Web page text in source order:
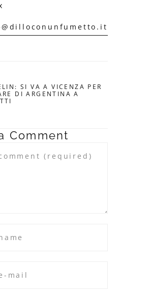
SI VA A VICENZA PER
DI ARGENTINA A
Comment